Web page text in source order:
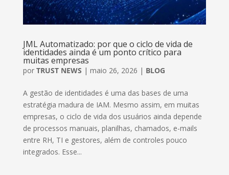
JML Automatizado: por que o ciclo de vida de
identidades ainda é um ponto crítico para
muitas empresas
por TRUST NEWS | maio 26, 2026 | BLOG
A gestão de identidades é uma das bases de uma
estratégia madura de IAM. Mesmo assim, em muitas
empresas, o ciclo de vida dos usuários ainda depende
de processos manuais, planilhas, chamados, e-mails
entre RH, TI e gestores, além de controles pouco
integrados. Esse...